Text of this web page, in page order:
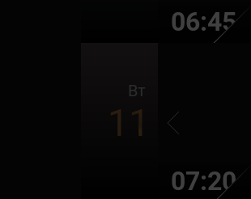
06:45
Вт
11
07:20